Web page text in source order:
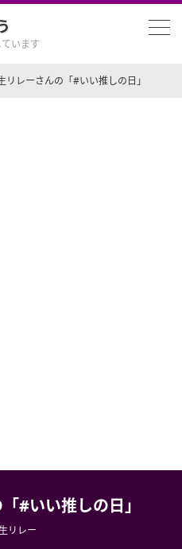
います
リレーさんの「#いい推しの日」
#いい推しの日」
リレー